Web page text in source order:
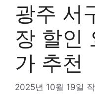
광주 서
장 할인
가 추천
2025년 10월 19일